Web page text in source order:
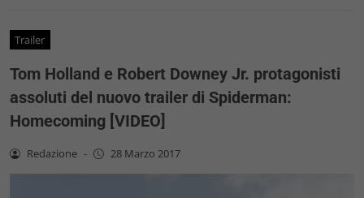
Trailer
Tom Holland e Robert Downey Jr. protagonisti
assoluti del nuovo trailer di Spiderman:
Homecoming [VIDEO]
Redazione - 28 Marzo 2017